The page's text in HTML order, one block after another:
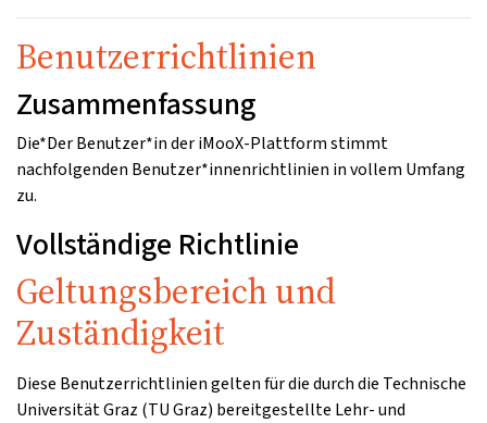
Benutzerrichtlinien
Zusammenfassung
Die*Der Benutzer*in der iMooX-Plattform stimmt
nachfolgenden Benutzer*innenrichtlinien in vollem Umfang
zu.
Vollständige Richtlinie
Geltungsbereich und
Zuständigkeit
Diese Benutzerrichtlinien gelten für die durch die Technische
Universität Graz (TU Graz) bereitgestellte Lehr- und